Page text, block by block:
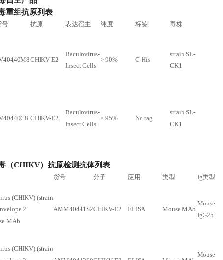
重组抗原列表
号 抗原 表达宿主 纯度 标签
毒株
CHIKV-E2
Baculovirus-
Insect Cells
> 90% C-His
strain SL-
CK1
CHIKV-E2
Baculovirus-
Insect Cells
≥ 95% No tag
strain SL-
CK1
（CHIKV）抗原检测抗体列表
货号 分子 应用 类型 Ig类型
(CHIKV) (strain
2
MAb
AMM40441S2CHIKV-E2 ELISA Mouse MAb
Mouse
IgG2b
(CHIKV) (strain
Mouse